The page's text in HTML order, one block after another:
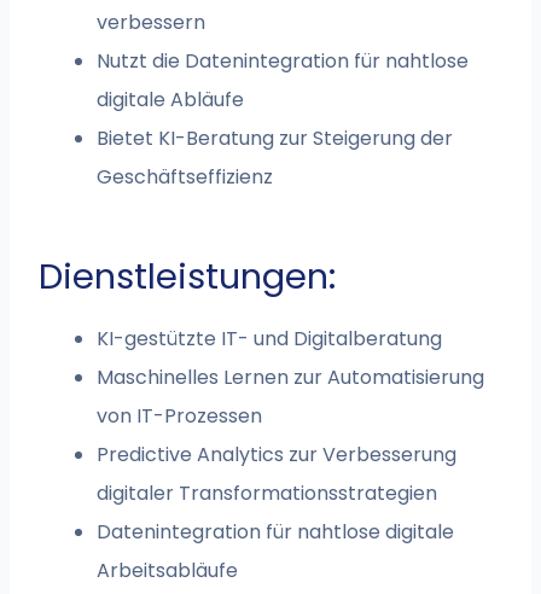
verbessern
Nutzt die Datenintegration für nahtlose
digitale Abläufe
Bietet KI-Beratung zur Steigerung der
Geschäftseffizienz
Dienstleistungen:
KI-gestützte IT- und Digitalberatung
Maschinelles Lernen zur Automatisierung
von IT-Prozessen
Predictive Analytics zur Verbesserung
digitaler Transformationsstrategien
Datenintegration für nahtlose digitale
Arbeitsabläufe